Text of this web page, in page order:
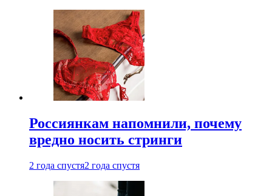
Россиянкам напомнили, почему
вредно носить стринги
2 года спустя2 года спустя